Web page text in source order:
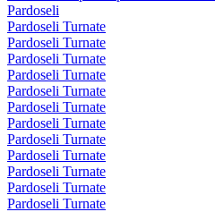
Pardoseli
Pardoseli Turnate
Pardoseli Turnate
Pardoseli Turnate
Pardoseli Turnate
Pardoseli Turnate
Pardoseli Turnate
Pardoseli Turnate
Pardoseli Turnate
Pardoseli Turnate
Pardoseli Turnate
Pardoseli Turnate
Pardoseli Turnate